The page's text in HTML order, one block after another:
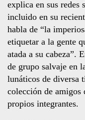
explica en sus redes
incluido en su
habla de “la
etiquetar a la gente
atada a su cabeza”.
de grupo salvaje en
lunáticos de diversa
colección de amigos
propios integrantes.